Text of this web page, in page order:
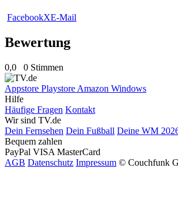
FacebookXE-Mail
Bewertung
0,0 0 Stimmen
Appstore Playstore Amazon Windows
Hilfe
Häufige Fragen Kontakt
Wir sind TV.de
Dein Fernsehen Dein Fußball Deine WM
Bequem zahlen
PayPal VISA MasterCard
AGB Datenschutz Impressum © Couchfunk